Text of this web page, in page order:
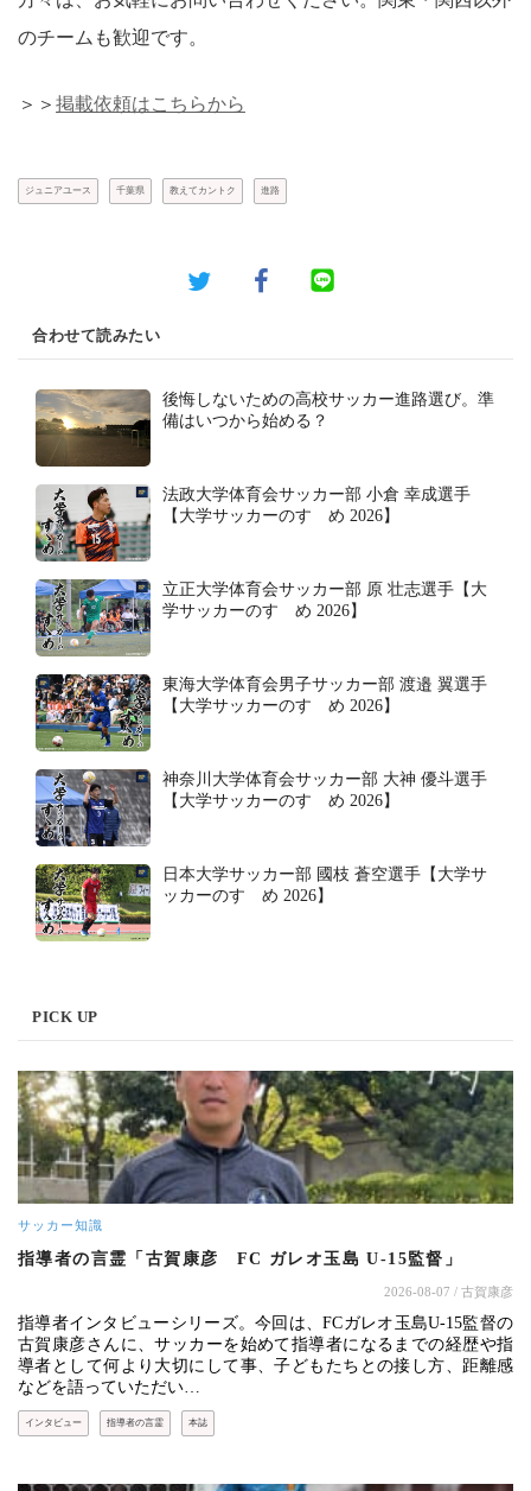
のチームも歓迎です。
＞＞ 掲載依頼はこちらから
ジュニアユース 千葉県 教えてカントク 進路
合わせて読みたい
後悔しないための高校サッカー進路選び。準
備はいつから始める？
法政大学体育会サッカー部 小倉 幸成選手
【大学サッカーのすゝめ 2026】
立正大学体育会サッカー部 原 壮志選手【大
学サッカーのすゝめ 2026】
東海大学体育会男子サッカー部 渡邉 翼選手
【大学サッカーのすゝめ 2026】
神奈川大学体育会サッカー部 大神 優斗選手
【大学サッカーのすゝめ 2026】
日本大学サッカー部 國枝 蒼空選手【大学サ
ッカーのすゝめ 2026】
PICK UP
サッカー知識
指導者の言霊「古賀康彦 FC ガレオ玉島 U-15監督」
2026-08-07 / 古賀康彦
指導者インタビューシリーズ。今回は、FCガレオ玉島U-15監督の
古賀康彦さんに、サッカーを始めて指導者になるまでの経歴や指
導者として何より大切にして事、子どもたちとの接し方、距離感
などを語っていただい…
インタビュー 指導者の言霊 本誌